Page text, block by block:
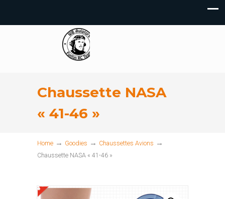
Chaussette NASA
« 41-46 »
Home → Goodies → Chaussettes Avions →
Chaussette NASA « 41-46 »